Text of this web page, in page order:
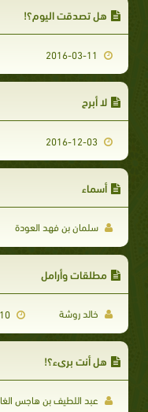
هل تصدقت اليوم؟!
لا أبرح
أسماء
سلمان بن فهد العودة
مطلقات وأرامل
خالد روشة 2016-12-10
هل أنت بريء؟!
عبد اللطيف بن هاجس